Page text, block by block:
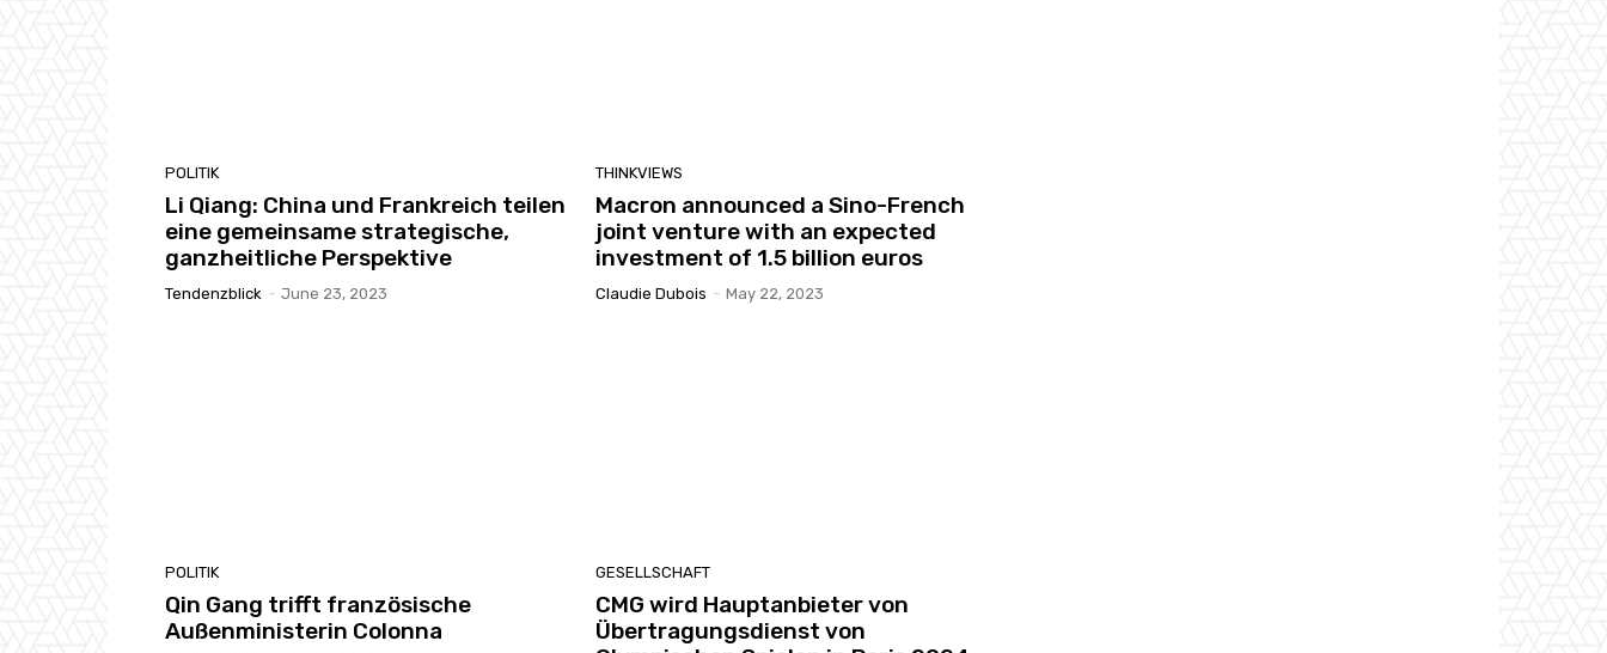
POLITIK
Li Qiang: China und Frankreich teilen
eine gemeinsame strategische,
ganzheitliche Perspektive
Tendenzblick - June 23, 2023
THINKVIEWS
Macron announced a Sino-French
joint venture with an expected
investment of 1.5 billion euros
Claudie Dubois - May 22, 2023
POLITIK
Qin Gang trifft französische
Außenministerin Colonna
GESELLSCHAFT
CMG wird Hauptanbieter von
Übertragungsdienst von